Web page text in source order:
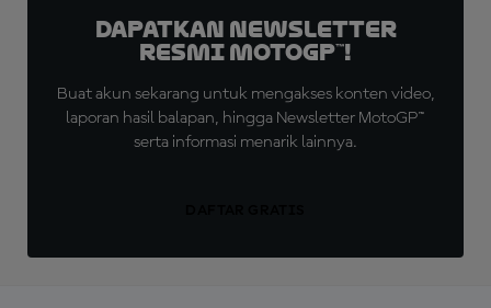
Dapatkan Newsletter
Resmi MotoGP™!
Buat akun sekarang untuk mengakses konten video,
laporan hasil balapan, hingga Newsletter MotoGP™
serta informasi menarik lainnya.